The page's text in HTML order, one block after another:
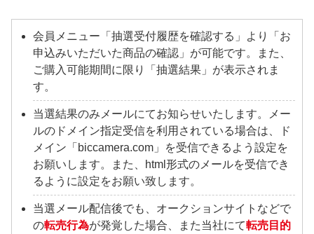
会員メニュー「抽選受付履歴を確認する」より「お
申込みいただいた商品の確認」が可能です。また、
ご購入可能期間に限り「抽選結果」が表示されま
す。
当選結果のみメールにてお知らせいたします。メー
ルのドメイン指定受信を利用されている場合は、ド
メイン「biccamera.com」を受信できるよう設定を
お願いします。また、html形式のメールを受信でき
るように設定をお願い致します。
当選メール配信後でも、オークションサイトなどで
の転売行為が発覚した場合、また当社にて転売目的